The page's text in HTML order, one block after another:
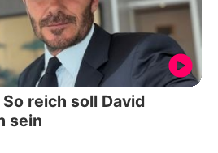
reich soll David
sein